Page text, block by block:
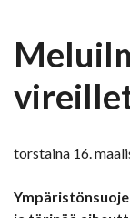
torstaina 16.